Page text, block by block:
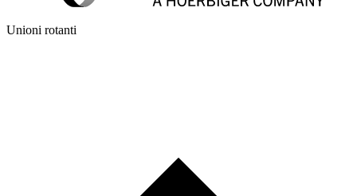
Unioni rotanti